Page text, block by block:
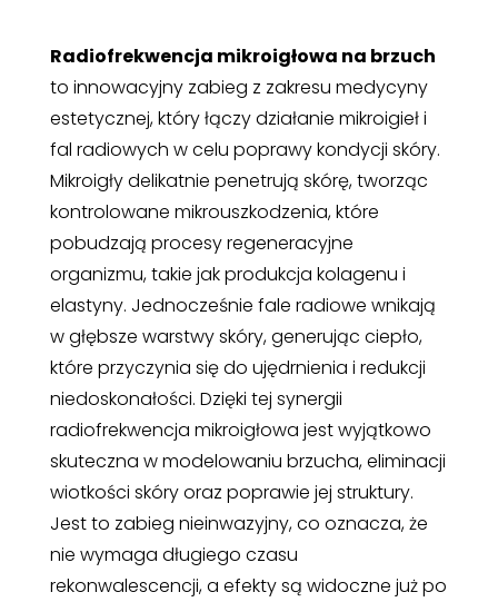
Radiofrekwencja mikroigłowa na brzuch
to innowacyjny zabieg z zakresu medycyny
estetycznej, który łączy działanie mikroigieł i
fal radiowych w celu poprawy kondycji skóry.
Mikroigły delikatnie penetrują skórę, tworząc
kontrolowane mikrouszkodzenia, które
pobudzają procesy regeneracyjne
organizmu, takie jak produkcja kolagenu i
elastyny. Jednocześnie fale radiowe wnikają
w głębsze warstwy skóry, generując ciepło,
które przyczynia się do ujędrnienia i redukcji
niedoskonałości. Dzięki tej synergii
radiofrekwencja mikroigłowa jest wyjątkowo
skuteczna w modelowaniu brzucha, eliminacji
wiotkości skóry oraz poprawie jej struktury.
Jest to zabieg nieinwazyjny, co oznacza, że
nie wymaga długiego czasu
rekonwalescencji, a efekty są widoczne już po